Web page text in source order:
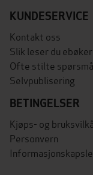
KUNDESERVICE
Kontakt oss
Slik leser du
Ofte stilte
Selvpublisering
BETINGELSER
Kjøps- og
Personvern